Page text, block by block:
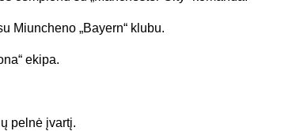
Miuncheno „Bayern“ klubu.
ekipa.
pelnė įvartį.